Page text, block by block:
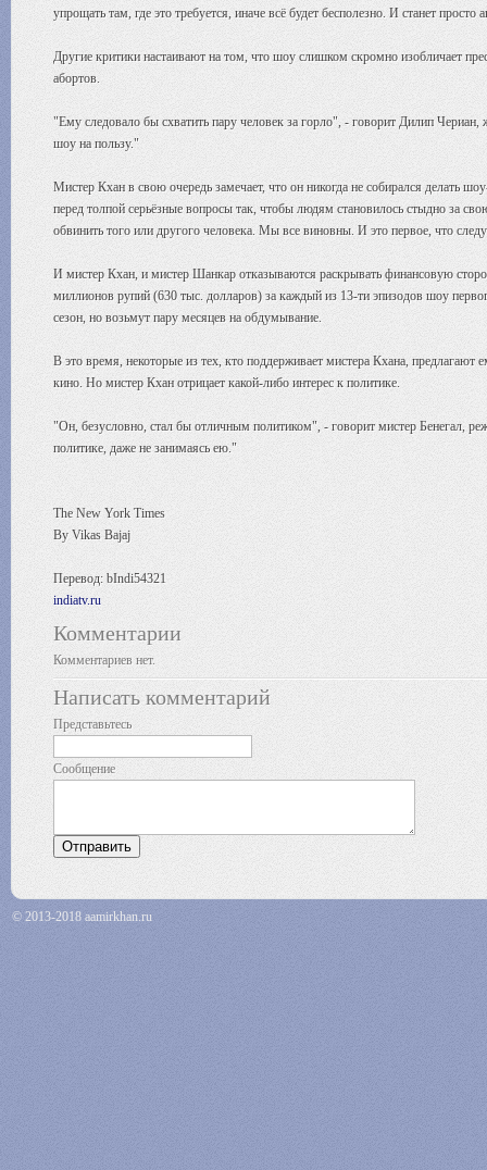
упрощать там, где это требуется, иначе всё будет бесполезно. И станет
Другие критики настаивают на том, что шоу слишком скромно изобличает
абортов.
"Ему следовало бы схватить пару человек за горло", - говорит Дилип
шоу на пользу."
Мистер Кхан в свою очередь замечает, что он никогда не собирался делать
перед толпой серьёзные вопросы так, чтобы людям становилось стыдно за
обвинить того или другого человека. Мы все виновны. И это первое, что
И мистер Кхан, и мистер Шанкар отказываются раскрывать финансовую
миллионов рупий (630 тыс. долларов) за каждый из 13-ти эпизодов шоу
сезон, но возьмут пару месяцев на обдумывание.
В это время, некоторые из тех, кто поддерживает мистера Кхана, предлагают
кино. Но мистер Кхан отрицает какой-либо интерес к политике.
"Он, безусловно, стал бы отличным политиком", - говорит мистер Бенегал,
политике, даже не занимаясь ею."
The New York Times
By Vikas Bajaj
Перевод: bIndi54321
indiatv.ru
Комментарии
Комментариев нет.
Написать комментарий
Представьтесь
Сообщение
© 2013-2018 aamirkhan.ru